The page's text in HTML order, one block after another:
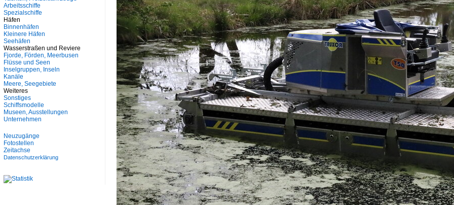
Arbeitsschiffe
Spezialschiffe
Häfen
Binnenhäfen
Kleinere Häfen
Seehäfen
Wasserstraßen und Reviere
Fjorde, Förden, Meerbusen
Flüsse und Seen
Inselgruppen, Inseln
Kanäle
Meere, Seegebiete
Weiteres
Sonstiges
Schiffsmodelle
Museen, Ausstellungen
Unternehmen
Neuzugänge
Fotostellen
Zeitachse
Datenschutzerklärung